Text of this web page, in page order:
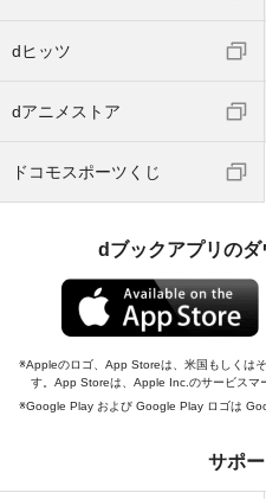
dヒッツ
dアニメストア
ドコモスポーツくじ
dブックアプリの
Appleのロゴ、App Storeは、米国もしくは
す。App Storeは、Apple Inc.のサービスマ
Google Play および Google Play ロゴは
サポ